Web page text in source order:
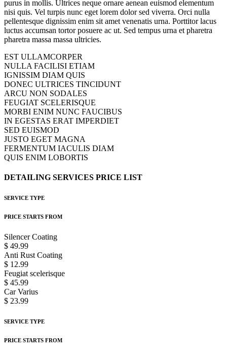
purus in mollis. Ultrices neque ornare aenean euismod elementum
nisi quis. Vel turpis nunc eget lorem dolor sed viverra. Orci nulla
pellentesque dignissim enim sit amet venenatis urna. Porttitor lacus
luctus accumsan tortor posuere ac ut. Sed tempus urna et pharetra
pharetra massa massa ultricies.
EST ULLAMCORPER
NULLA FACILISI ETIAM
IGNISSIM DIAM QUIS
DONEC ULTRICES TINCIDUNT
ARCU NON SODALES
FEUGIAT SCELERISQUE
MORBI ENIM NUNC FAUCIBUS
IN EGESTAS ERAT IMPERDIET
SED EUISMOD
JUSTO EGET MAGNA
FERMENTUM IACULIS DIAM
QUIS ENIM LOBORTIS
DETAILING SERVICES PRICE LIST
SERVICE TYPE
PRICE STARTS FROM
Silencer Coating
$ 49.99
Anti Rust Coating
$ 12.99
Feugiat scelerisque
$ 45.99
Car Varius
$ 23.99
SERVICE TYPE
PRICE STARTS FROM